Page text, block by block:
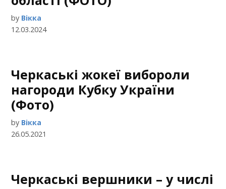
by Вікка
12.03.2024
Черкаські жокеї вибороли
нагороди Кубку України
(Фото)
by Вікка
26.05.2021
Черкаські вершники – у числі